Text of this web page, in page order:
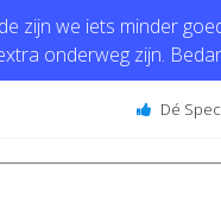
zijn we iets minder
onderweg zijn.
Dé